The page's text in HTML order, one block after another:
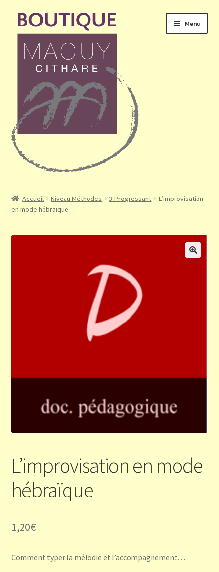
Aller
navigation
Aller
contenu
Menu
le
Mon compte
Validation de la commande
Accueil Niveau Méthodes 3-Progressant
L’improvisation
en mode hébraïque
L’improvisation en mode
hébraïque
1,20€
Comment typer la mélodie et l’accompagnement…